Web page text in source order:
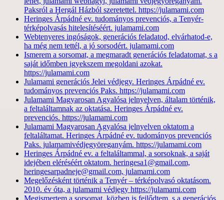
Paksról a Hergál Házból szeretettel. https://julamami.com
Heringes Árpádné ev. tudományos prevenciós, a Tenyér-
térképolvasás hitelesítéséért. julamami.com
Webtenyeres ingóságok, generációs feladatod, elvárhatod-e,
ha még nem tettél, a jó sorsodért. julamami.com
Ismerem a sorsomat, a megmaradt generációs feladatomat, s a
saját időmben igyekszem megoldani azokat.
https://julamami.com
Julamami generációs Jelei védjegy. Heringes Árpádné ev.
tudományos prevenciós Paks. https://julamami.com
Julamami Magyarosan Agyalósa jelnyelven, általam történik,
a feltaláltamnak az oktatása. Heringes Árpádné ev.
prevenciós. https://julamami.com
Julamami Magyarosan Agyalósa jelnyelven oktatom a
feltaláltamat. Heringes Árpádné ev. tudományos prevenciós
Paks. julamamivédjegyöreganyám. https://julamami.com
Heringes Árpádné ev. a feltaláltammal, a sorsoknak, a saját
idejében eléréséért oktatom. heringesa1@gmail.com,
heringesarpadneje@gmail.com, julamami.com
Megelőzésként történik a Tenyér – térképolvasó oktatásom.
2010. év óta, a julamami védjegy https://julamami.com
Megismertem a sorsomat, közben is fejlődtem, s a generációs